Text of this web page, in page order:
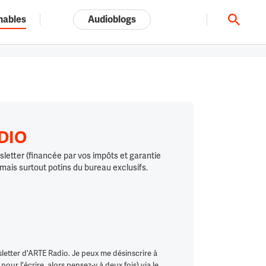
Tout l'univers ARTE.tv
Audioblogs
(financée par vos impôts et garantie
surtout potins du bureau exclusifs.
d'ARTE Radio. Je peux me désinscrire à